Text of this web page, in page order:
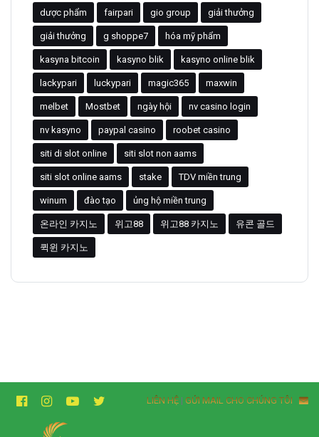
dược phẩm fairpari gio group giải thưởng
giải thưởng g shoppe7 hóa mỹ phẩm
kasyna bitcoin kasyno blik kasyno online blik
lackypari luckypari magic365 maxwin
melbet Mostbet ngày hội nv casino login
nv kasyno paypal casino roobet casino
siti di slot online siti slot non aams
siti slot online aams stake TDV miền trung
winum đào tạo ủng hộ miền trung
온라인 카지노 위고88 위고88 카지노 유콘 골드
퀵윈 카지노
LIÊN HỆ | GỬI MAIL CHO CHÚNG TÔI